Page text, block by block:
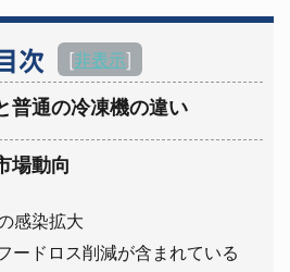
次 [非表示]
普通の冷凍機の違い
場動向
感染拡大
ードロス削減が含まれている